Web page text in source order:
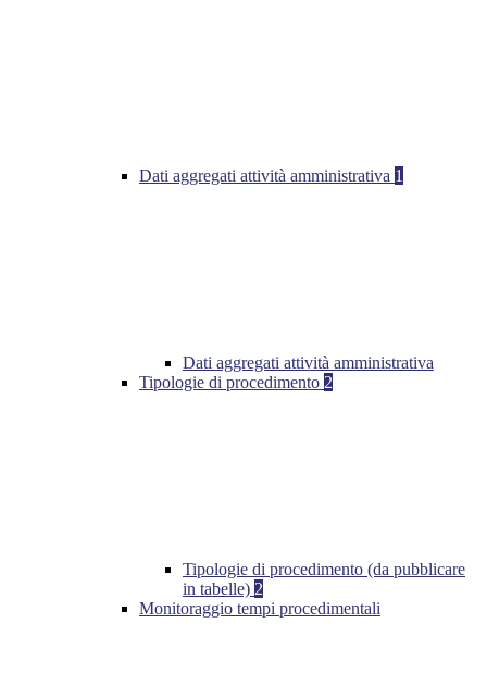
Dati aggregati attività amministrativa 1
Dati aggregati attività amministrativa
Tipologie di procedimento 2
Tipologie di procedimento (da pubblicare
in tabelle) 2
Monitoraggio tempi procedimentali